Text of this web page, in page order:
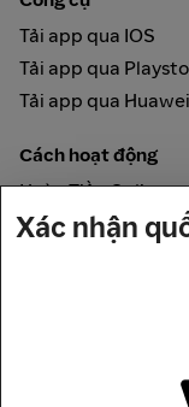
Tải app qua IOS
Tải app qua
Tải app qua Huawei
Cách hoạt động
Hoàn Tiền Online
Được đảm bảo bởi
Xác nhận